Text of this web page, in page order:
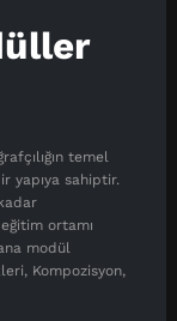
temel
yapıya sahiptir.
ortamı
modül
Kompozisyon,